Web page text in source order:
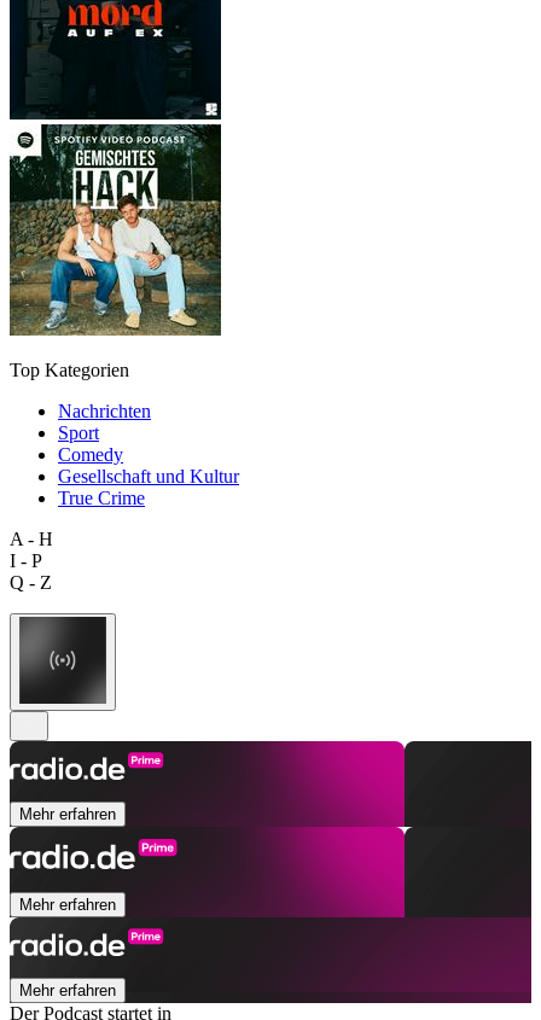
Top Kategorien
Nachrichten
Sport
Comedy
Gesellschaft und Kultur
True Crime
A - H
I - P
Q - Z
Mehr erfahren
Mehr erfahren
Mehr erfahren
Der Podcast startet in